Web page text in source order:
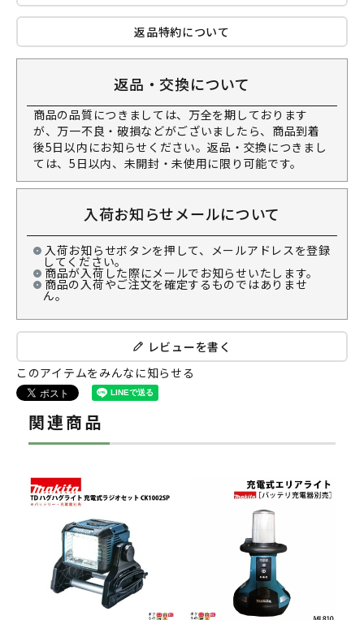
返品特約について
返品・交換について
商品の品質につきましては、万全を期しております
が、万一不良・破損などがございましたら、商品到着
後5日以内にお知らせください。返品・交換につきまし
ては、5日以内、未開封・未使用に限り可能です。
入荷お知らせメールについて
入荷お知らせボタンを押して、メールアドレスを登録
してください。
商品が入荷した際にメールでお知らせいたします。
商品の入荷やご注文を確定するものではありませ
ん。
レビューを書く
このアイテムをみんなに知らせる
関連商品